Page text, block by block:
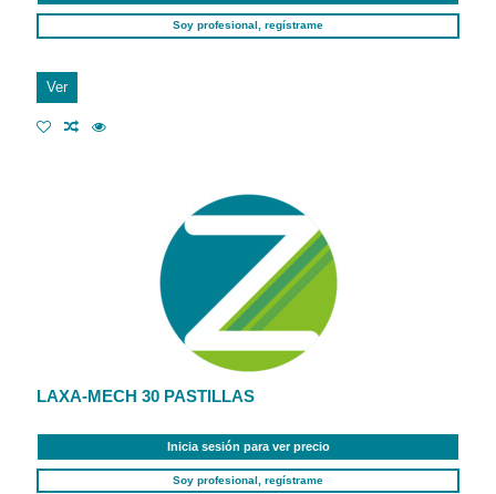
Soy profesional, regístrame
Ver
LAXA-MECH 30 PASTILLAS
Inicia sesión para ver precio
Soy profesional, regístrame